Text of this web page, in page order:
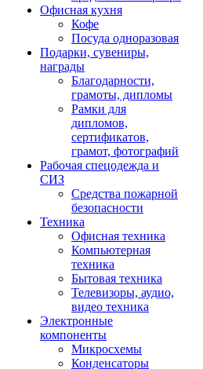
Офисная кухня
Кофе
Посуда одноразовая
Подарки, сувениры,
награды
Благодарности,
грамоты, дипломы
Рамки для
дипломов,
сертификатов,
грамот, фотографий
Рабочая спецодежда и
СИЗ
Средства пожарной
безопасности
Техника
Офисная техника
Компьютерная
техника
Бытовая техника
Телевизоры, аудио,
видео техника
Электронные
компоненты
Микросхемы
Конденсаторы